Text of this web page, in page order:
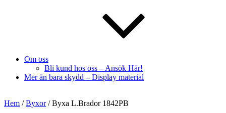
Om oss
Bli kund hos oss – Ansök Här!
Mer än bara skydd – Display material
Hem /Byxor/ Byxa L.Brador 1842PB